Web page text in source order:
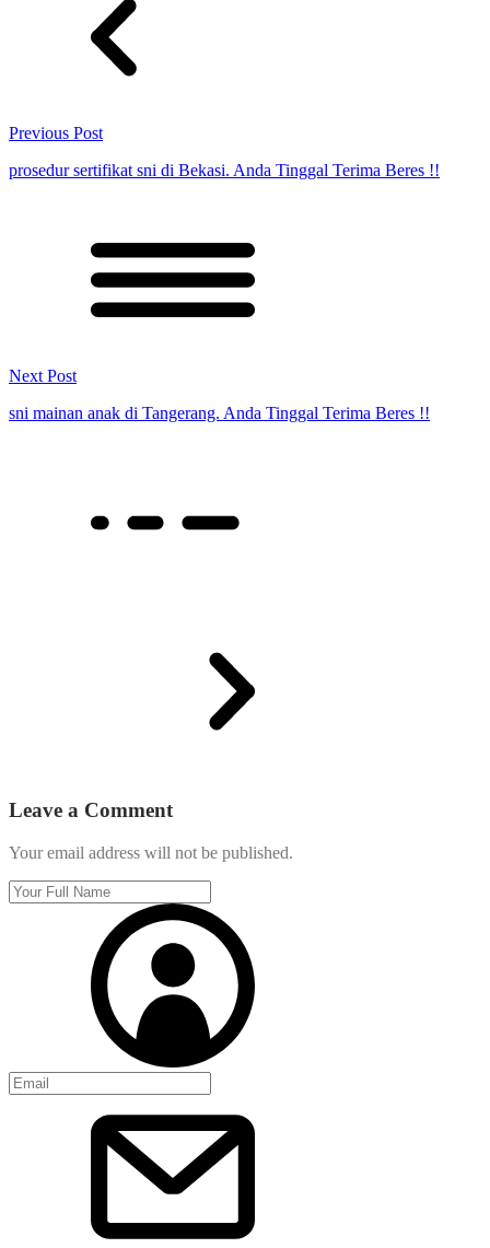
Previous Post
prosedur sertifikat sni di Bekasi. Anda Tinggal Terima Beres !!
Next Post
sni mainan anak di Tangerang. Anda Tinggal Terima Beres !!
Leave a Comment
Your email address will not be published.